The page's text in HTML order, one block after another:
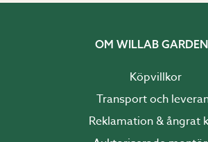
OM WILLAB GARDEN
Köpvillkor
Transport och
Reklamation & ångrat